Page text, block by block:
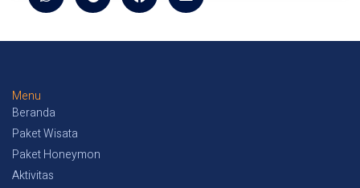
Menu
Beranda
Paket Wisata
Paket Honeymon
Aktivitas